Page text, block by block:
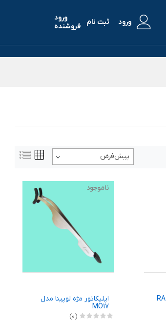
ورود ثبت نام
ورود
فروشنده
پیش‌فرض
مداد ابرو کورنس مدل RA
ناموجود
اپلیکاتور مژه لوپینا مدل
MO17
(0)